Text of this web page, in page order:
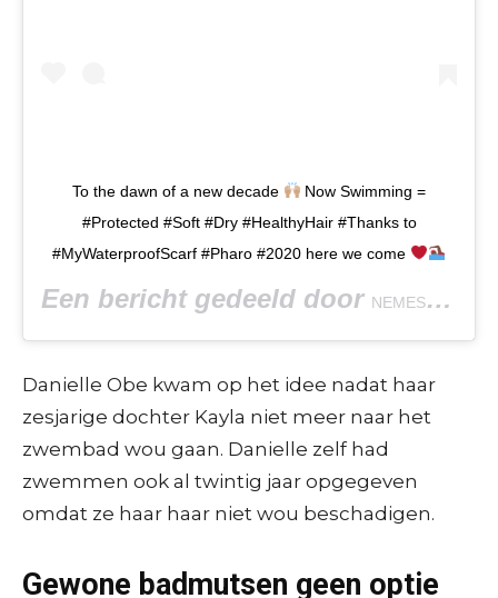
To the dawn of a new decade
Now Swimming =
#Protected #Soft #Dry #HealthyHair #Thanks to
#MyWaterproofScarf #Pharo #2020 here we come
Een bericht gedeeld door NEMES
Danielle Obe kwam op het idee nadat haar
zesjarige dochter Kayla niet meer naar het
zwembad wou gaan. Danielle zelf had
zwemmen ook al twintig jaar opgegeven
omdat ze haar haar niet wou beschadigen.
Gewone badmutsen geen optie